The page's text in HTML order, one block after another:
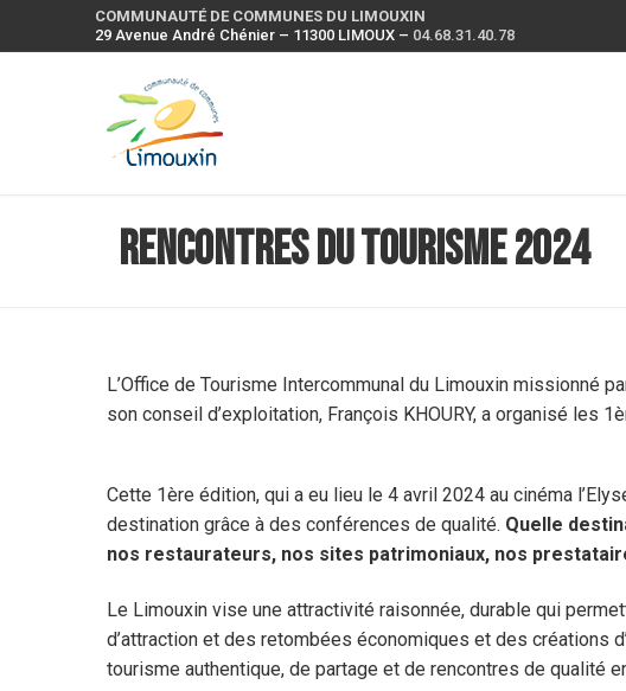
COMMUNAUTÉ DE COMMUNES DU LIMOUXIN
29 Avenue André Chénier – 11300 LIMOUX – 04.68.31.40.78
Rencontres du Tourisme 2024
L’Office de Tourisme Intercommunal du Limouxin missionné
son conseil d’exploitation, François KHOURY, a organisé les
Cette 1ère édition, qui a eu lieu le 4 avril 2024 au cinéma
destination grâce à des conférences de qualité. Quelle
nos restaurateurs, nos sites patrimoniaux, nos
Le Limouxin vise une attractivité raisonnée, durable qui
d’attraction et des retombées économiques et des créations
tourisme authentique, de partage et de rencontres de qualité